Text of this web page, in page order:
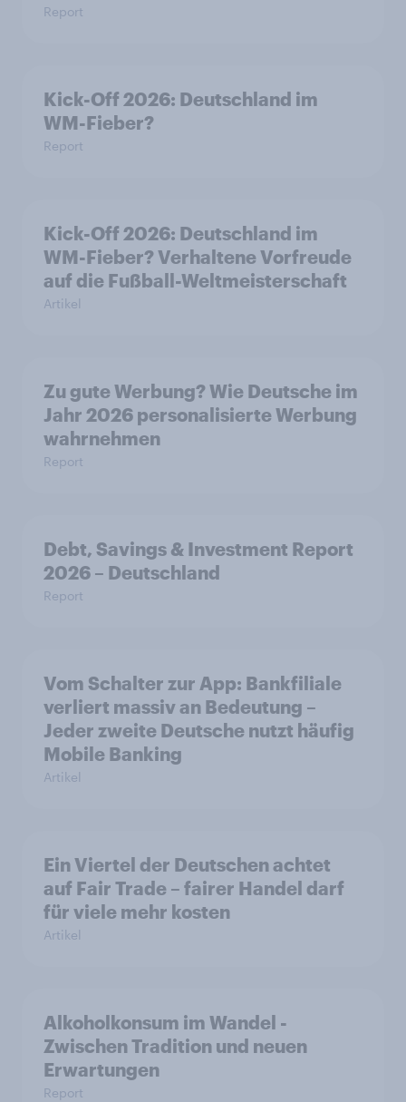
Report
Kick-Off 2026: Deutschland im
WM-Fieber?
Report
Kick-Off 2026: Deutschland im
WM-Fieber? Verhaltene Vorfreude
auf die Fußball-Weltmeisterschaft
Artikel
Zu gute Werbung? Wie Deutsche im
Jahr 2026 personalisierte Werbung
wahrnehmen
Report
Debt, Savings & Investment Report
2026 – Deutschland
Report
Vom Schalter zur App: Bankfiliale
verliert massiv an Bedeutung –
Jeder zweite Deutsche nutzt häufig
Mobile Banking
Artikel
Ein Viertel der Deutschen achtet
auf Fair Trade – fairer Handel darf
für viele mehr kosten
Artikel
Alkoholkonsum im Wandel​ -
Zwischen Tradition und neuen
Erwartungen
Report